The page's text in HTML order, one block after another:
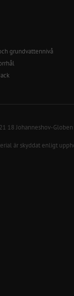
grundvattennivå
18 Johanneshov-Globen
är skyddat enligt